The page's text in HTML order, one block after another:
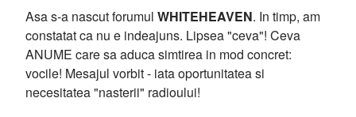
Asa s-a nascut forumul WHITEHEAVEN. In timp, am
constatat ca nu e indeajuns. Lipsea "ceva"! Ceva
ANUME care sa aduca simtirea in mod concret:
vocile! Mesajul vorbit - iata oportunitatea si
necesitatea "nasterii" radioului!